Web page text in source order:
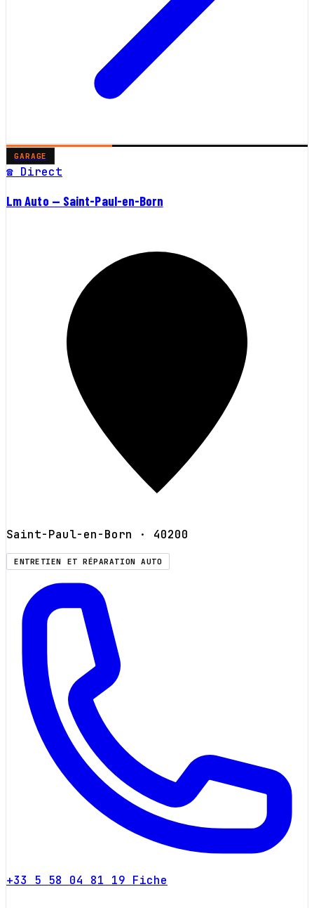
GARAGE
☎ Direct
Lm Auto — Saint-Paul-en-Born
Saint-Paul-en-Born · 40200
ENTRETIEN ET RÉPARATION AUTO
+33 5 58 04 81 19 Fiche